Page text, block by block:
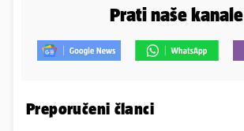
Prati naše kanale
Preporučeni članci